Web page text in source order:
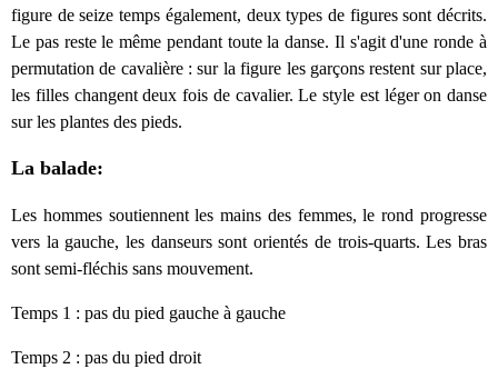
figure de seize temps également, deux types de figures sont décrits.
Le pas reste le même pendant toute la danse. Il s'agit d'une ronde à
permutation de cavalière : sur la figure les garçons restent sur place,
les filles changent deux fois de cavalier. Le style est léger on danse
sur les plantes des pieds.
La balade:
Les hommes soutiennent les mains des femmes, le rond progresse
vers la gauche, les danseurs sont orientés de trois-quarts. Les bras
sont semi-fléchis sans mouvement.
Temps 1 : pas du pied gauche à gauche
Temps 2 : pas du pied droit